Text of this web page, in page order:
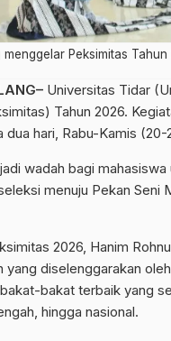
Peksimitas
Universitas Tidar
Tahun 2026.
dua hari, Rabu-Kamis (20-
wadah bagi
menuju Pekan Seni
2026, Hanim
yang diselenggarakan
bakat terbaik yang
hingga nasional.